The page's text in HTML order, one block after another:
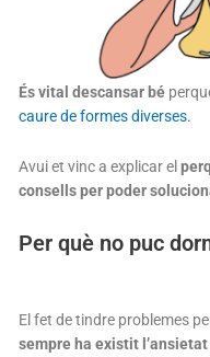
És vital descansar bé
caure de formes diverses.
Avui et vinc a explicar el
consells per poder
Per què no puc
El fet de tindre problemes
sempre ha existit